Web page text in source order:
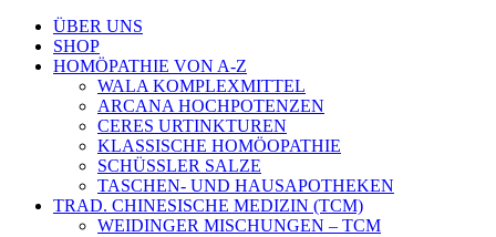
ÜBER UNS
SHOP
HOMÖPATHIE VON A-Z
WALA KOMPLEXMITTEL
ARCANA HOCHPOTENZEN
CERES URTINKTUREN
KLASSISCHE HOMÖOPATHIE
SCHÜSSLER SALZE
TASCHEN- UND HAUSAPOTHEKEN
TRAD. CHINESISCHE MEDIZIN (TCM)
WEIDINGER MISCHUNGEN – TCM